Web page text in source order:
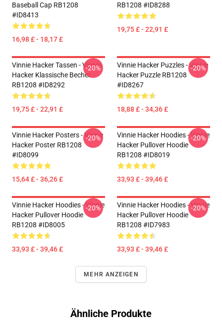
Baseball Cap RB1208
#ID8413
16,98 £ - 18,17 £
RB1208 #ID8288
19,75 £ - 22,91 £
Vinnie Hacker Tassen - Vinnie
Hacker Klassische Becher
RB1208 #ID8292
19,75 £ - 22,91 £
-20%
Vinnie Hacker Puzzles - Vinnie
Hacker Puzzle RB1208
#ID8267
18,88 £ - 34,36 £
-20%
Vinnie Hacker Posters - Vinnie
Hacker Poster RB1208
#ID8099
15,64 £ - 36,26 £
-20%
Vinnie Hacker Hoodies - Vinnie
Hacker Pullover Hoodie
RB1208 #ID8019
33,93 £ - 39,46 £
-20%
Vinnie Hacker Hoodies - Vinnie
Hacker Pullover Hoodie
RB1208 #ID8005
33,93 £ - 39,46 £
-20%
Vinnie Hacker Hoodies - Vinnie
Hacker Pullover Hoodie
RB1208 #ID7983
33,93 £ - 39,46 £
-20%
MEHR ANZEIGEN
Ähnliche Produkte